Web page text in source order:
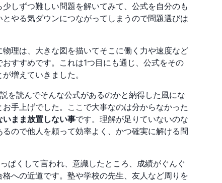
しずつ難しい問題を解いてみて、公式を自分のも
とやる気ダウンにつながってしまうので問題選びは
理は、大きな図を描いてそこに働く力や速度など
すすめです。これは1つ目にも通じ、公式をその
増えていきました。
を読んでそんな公式があるのかと納得した風にな
手上げでした。ここで大事なのは分からなかった
まま放置しない事です。理解が足りていないのな
ので他人を頼って効率よく、かつ確実に解ける問
ぱくして言われ、意識したところ、成績がぐんぐ
への近道です。塾や学校の先生、友人など周りを